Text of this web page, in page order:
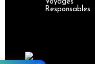
Voyages
Responsables